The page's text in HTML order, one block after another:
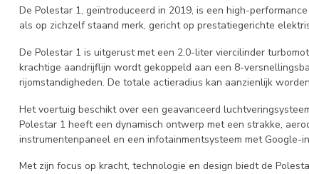
De Polestar 1, geïntroduceerd in 2019, is een high-
als op zichzelf staand merk, gericht op prestatiegerichte
De Polestar 1 is uitgerust met een 2.0-liter viercilinder
krachtige aandrijflijn wordt gekoppeld aan een 8-
rijomstandigheden. De totale actieradius kan aanzienlijk
Het voertuig beschikt over een geavanceerd
Polestar 1 heeft een dynamisch ontwerp met een strakke,
instrumentenpaneel en een infotainmentsysteem met Google-
Met zijn focus op kracht, technologie en design biedt de